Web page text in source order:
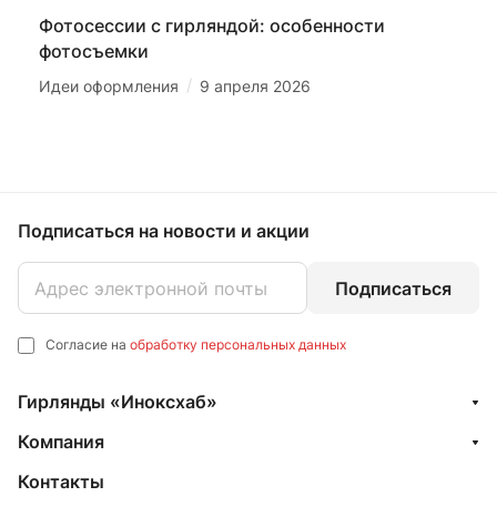
Фотосессии с гирляндой: особенности
фотосъемки
Идеи оформления / 9 апреля 2026
Подписаться на новости и акции
Подписаться
Согласие на обработку персональных данных
Гирлянды «Иноксхаб»
Компания
Контакты